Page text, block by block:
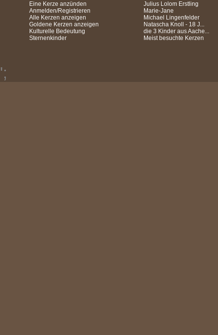
Eine Kerze anzünden
Anmelden/Registrieren
Alle Kerzen anzeigen
Goldene Kerzen anzeigen
Kulturelle Bedeutung
Sternenkinder
Julius Lolom Erstling
Marie-Jane
Michael Lingenfelder
Natascha Knoll - 18 J...
die 3 Kinder aus Aache...
Meist besuchte Kerzen
';